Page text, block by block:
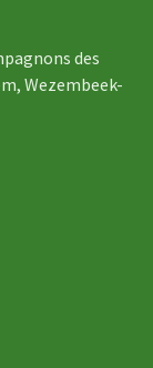
des
Wezembeek-